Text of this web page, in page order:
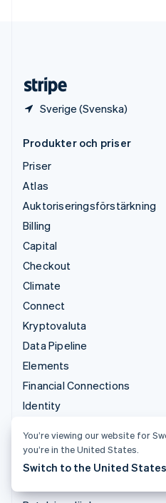
Sverige (Svenska)
Produkter och priser
Priser
Atlas
Auktoriseringsförstärkning
Billing
Capital
Checkout
Climate
Connect
Kryptovaluta
Data Pipeline
Elements
Financial Connections
Identity
Issuing
Link
You’re viewing our website for
you’re in the United States.
Switch to the United